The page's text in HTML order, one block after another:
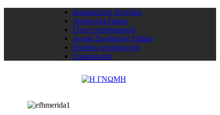
Δημοσιεύση Αγγελίας
Αναγγελία Γάμου
Γίνετε συνδρομητής
Αγορά Συνδρομής Online
Είσοδος συνδρομητή
Επικοινωνία